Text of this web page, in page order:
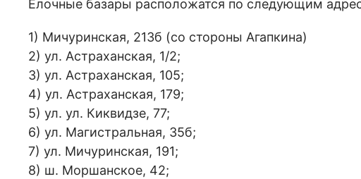
Елочные базары расположатся по следующим
1) Мичуринская, 213б (со стороны Агапкина)
2) ул. Астраханская, 1/2;
3) ул. Астраханская, 105;
4) ул. Астраханская, 179;
5) ул. ул. Киквидзе, 77;
6) ул. Магистральная, 35б;
7) ул. Мичуринская, 191;
8) ш. Моршанское, 42;